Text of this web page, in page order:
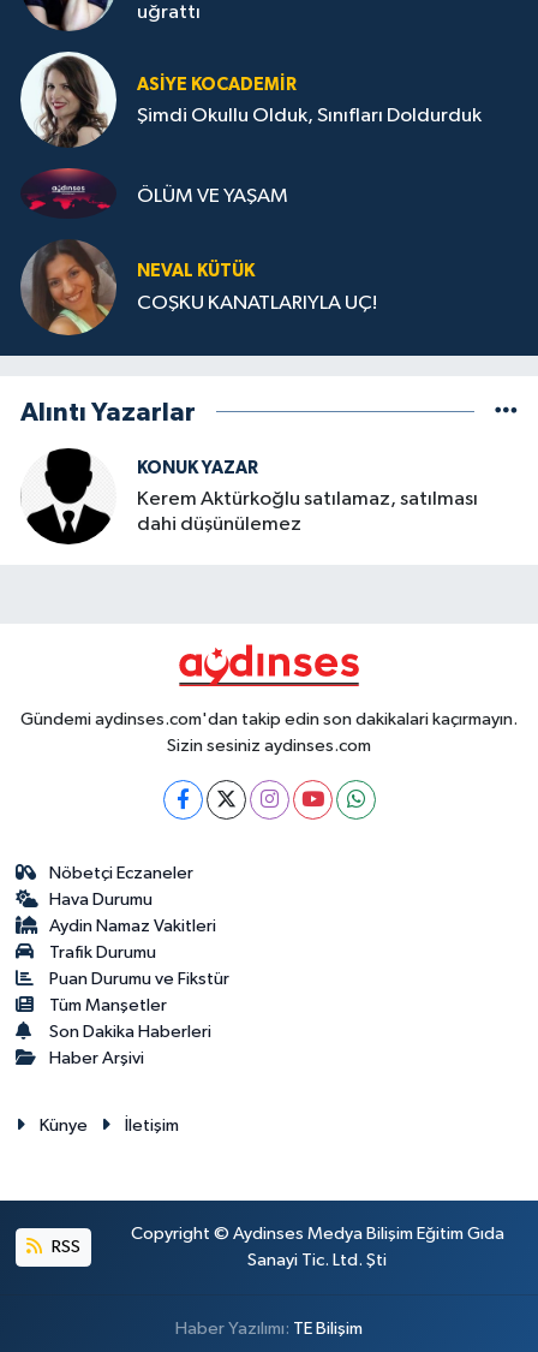
uğrattı
ASIYE KOCADEMİR
Şimdi Okullu Olduk, Sınıfları Doldurduk
ÖLÜM VE YAŞAM
NEVAL KÜTÜK
COŞKU KANATLARIYLA UÇ!
Alıntı Yazarlar
KONUK YAZAR
Kerem Aktürkoğlu satılamaz, satılması
dahi düşünülemez
Gündemi aydinses.com'dan takip edin son dakikalari kaçırmayın.
Sizin sesiniz aydinses.com
Nöbetçi Eczaneler
Hava Durumu
Aydin Namaz Vakitleri
Trafik Durumu
Puan Durumu ve Fikstür
Tüm Manşetler
Son Dakika Haberleri
Haber Arşivi
Künye İletişim
RSS
Copyright © Aydinses Medya Bilişim Eğitim Gıda
Sanayi Tic. Ltd. Şti
Haber Yazılımı: TE Bilişim